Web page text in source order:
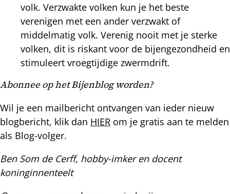
volk. Verzwakte volken kun je het beste
verenigen met een ander verzwakt of
middelmatig volk. Verenig nooit met je sterke
volken, dit is riskant voor de bijengezondheid en
stimuleert vroegtijdige zwermdrift.
Abonnee op het Bijenblog worden?
Wil je een mailbericht ontvangen van ieder nieuw
blogbericht, klik dan HIER om je gratis aan te melden
als Blog-volger.
Ben Som de Cerff, hobby-imker en docent
koninginnenteelt